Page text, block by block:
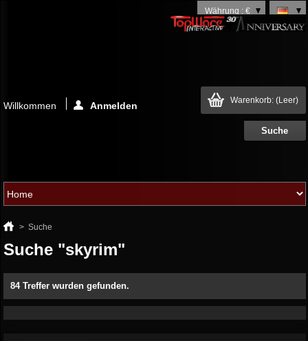
Währung : €
Warenkorb: (Leer)
Willkommen Anmelden
> Suche
Suche "skyrim"
84 Treffer wurden gefunden.